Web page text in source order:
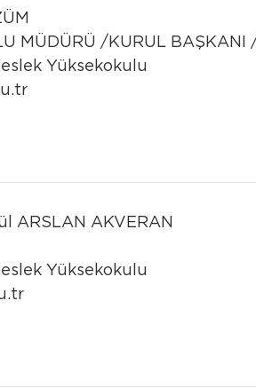
MÜDÜRÜ /KURUL BAŞKANI
Yüksekokulu
ARSLAN AKVERAN
Yüksekokulu